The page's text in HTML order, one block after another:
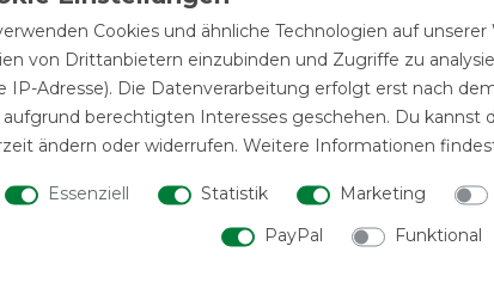
zur Therapie von chronischer Arthritis und
Aber auch vorbeugend kann die Decke
beitragen eine Vielzahl von Beschwerden zu
Cookies und ähnliche Technologien auf
von Drittanbietern einzubinden und Zugriffe zu
IP-Adresse). Die Datenverarbeitung erfolgt erst nach
aufgrund berechtigten Interesses geschehen. Du
ändern oder widerrufen. Weitere Informationen
Essenziell Statistik Marketing
PayPal
Funktional